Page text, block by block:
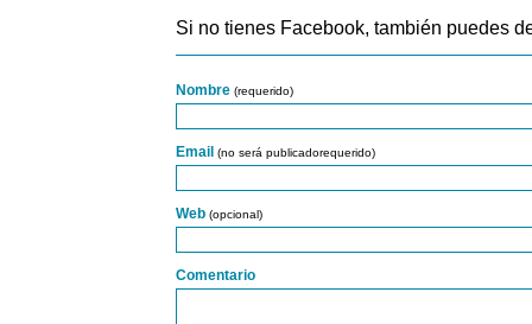
Si no tienes Facebook, también puedes
Nombre (requerido)
Email (no será publicadorequerido)
Web (opcional)
Comentario